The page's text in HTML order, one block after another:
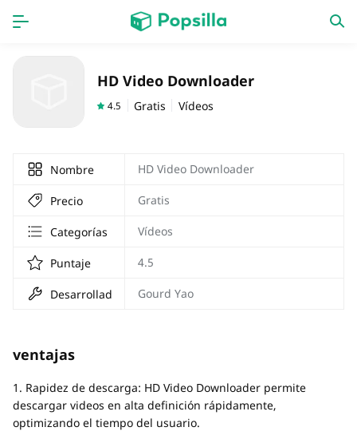
HD Video Downloader
4.5 Gratis Vídeos
Nombre HD Video Downloader
Precio Gratis
Categorías Vídeos
Puntaje 4.5
Desarrollador Gourd Yao
ventajas
1. Rapidez de descarga: HD Video Downloader permite
descargar videos en alta definición rápidamente,
optimizando el tiempo del usuario.